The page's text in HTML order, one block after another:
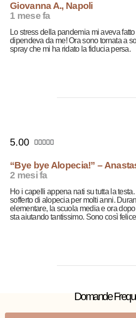
Giovanna A., Napoli
1 mese fa
Lo stress della pandemia mi aveva
dipendeva da me! Ora sono tornata a
spray che mi ha ridato la fiducia persa.
5.00 
“Bye bye Alopecia!” –
2 mesi fa
Ho i capelli appena nati su tutta la
sofferto di alopecia per molti anni.
elementare, la scuola media e ora
sta aiutando tantissimo. Sono così
Domande